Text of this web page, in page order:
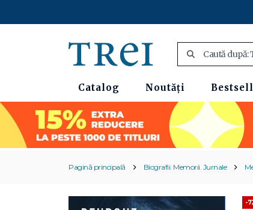
Catalog Noutăți
Pagină principală Biografii. Memorii. Jurnale
-